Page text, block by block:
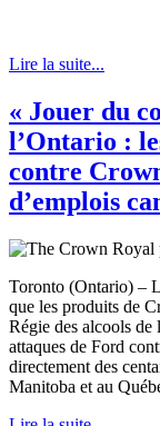
Lire la suite...
« Jouer du
l’Ontario :
contre
d’emplois
Toronto (Ontario) –
que les produits de
Régie des alcools
attaques de Ford
directement des
Manitoba et au